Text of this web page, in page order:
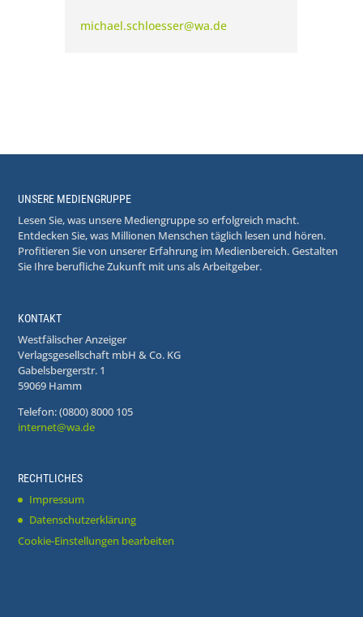
michael.schloesser@wa.de
UNSERE MEDIENGRUPPE
Lesen Sie, was unsere Mediengruppe so erfolgreich macht.
Entdecken Sie, was Millionen Menschen täglich lesen und hören.
Profitieren Sie von unserer Erfahrung im Medienbereich. Gestalten
Sie Ihre berufliche Zukunft mit uns als Arbeitgeber.
KONTAKT
Westfälischer Anzeiger
Verlagsgesellschaft mbH & Co. KG
Gabelsbergerstr. 1
59069 Hamm
Telefon: (0800) 8000 105
internet@wa.de
RECHTLICHES
Impressum
Datenschutzerklärung
Cookie-Einstellungen bearbeiten